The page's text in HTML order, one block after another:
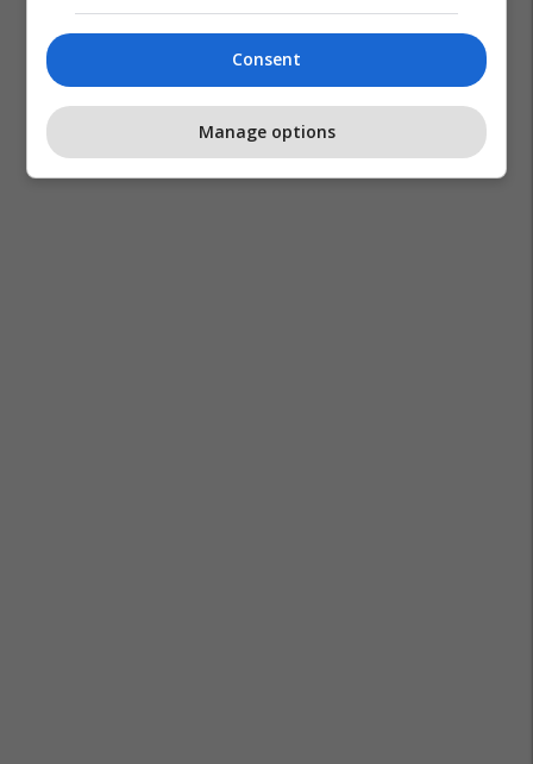
Consent
Manage options